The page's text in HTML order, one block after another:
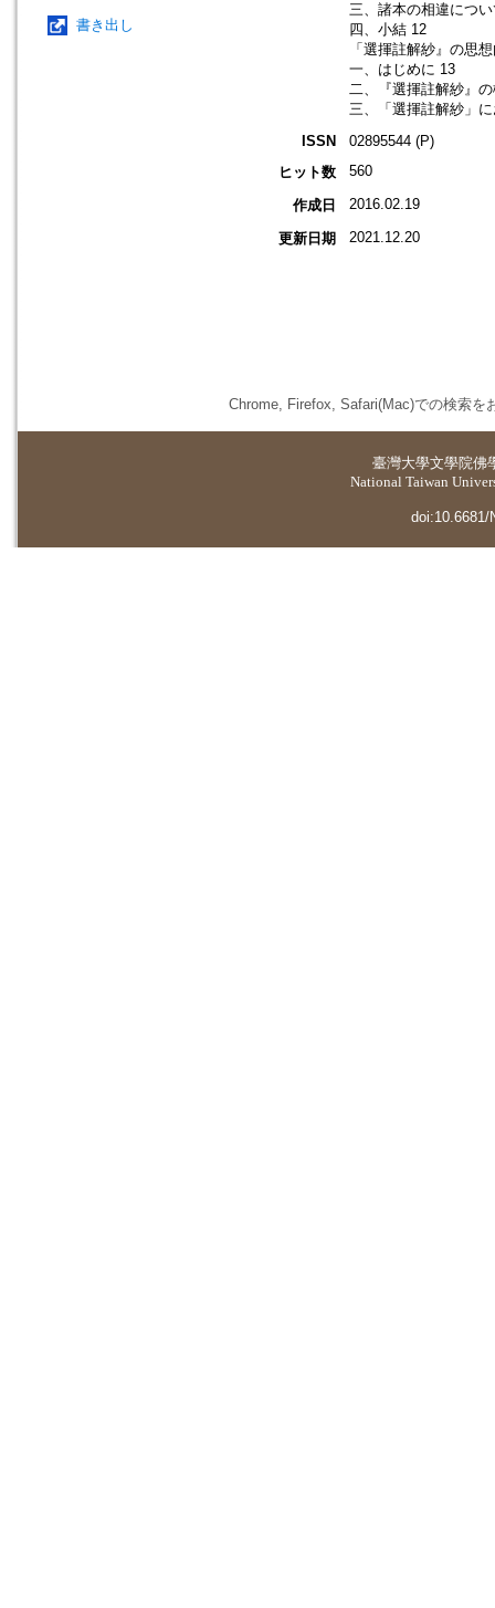
書き出し
三、諸本の相違につ
四、小結 12
「選揮註解紗』の思
一、はじめに 13
二、『選揮註解紗』
三、「選揮註解紗」
ISSN
02895544 (P)
ヒット数
560
作成日 2016.02.19
更新日期 2021.12.20
Chrome, Firefox, Safari(Mac)での検索を
臺灣大學文學院佛
National Taiwan
doi:10.6681/